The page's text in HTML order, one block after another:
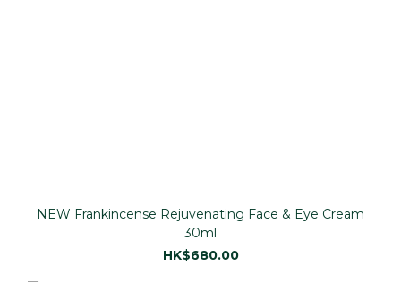
NEW Frankincense Rejuvenating Face & Eye Cream
30ml
HK$680.00